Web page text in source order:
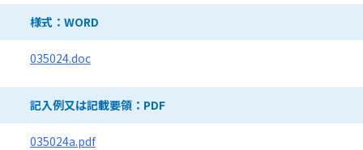
様式：WORD
035024.doc
記入例又は記載要領：PDF
035024a.pdf